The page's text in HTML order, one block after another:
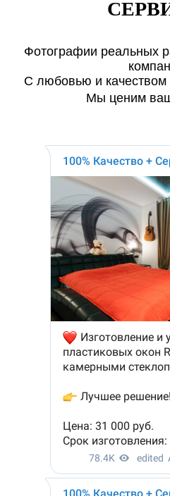
Фотографии реальных
С любовью и
Мы ценим